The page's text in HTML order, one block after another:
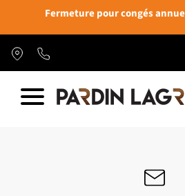
Fermeture pour congés